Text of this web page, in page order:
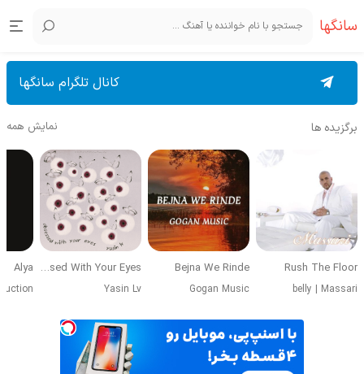
سانگها
کانال تلگرام سانگها
برگزیده ها نمایش همه
Rush The Floor
belly | Massari
Bejna We Rinde
Gogan Music
Obsessed With Your Eyes
Yasin Lv
Alya